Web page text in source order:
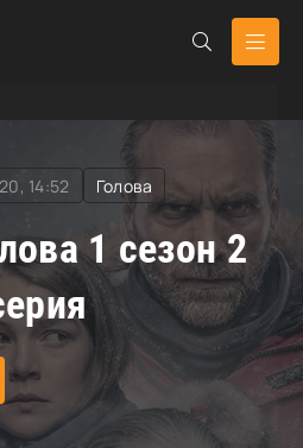
14:52 Голова
1 сезон 2